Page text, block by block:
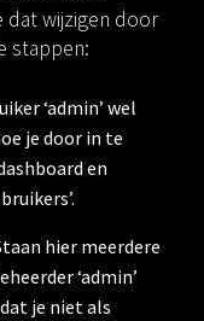
dat wijzigen door
stappen:
‘admin’ wel
je door in te
en
hier meerdere
‘admin’
je niet als